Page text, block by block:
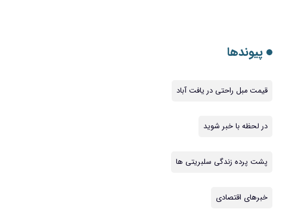
پیوندها
قیمت مبل راحتی در یافت آباد
در لحظه با خبر شوید
پشت پرده زندگی سلبریتی ها
خبرهای اقتصادی